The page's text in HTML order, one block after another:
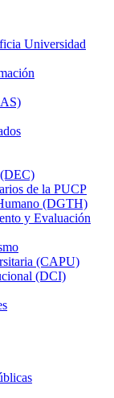
Universidad
de la PUCP
(DGTH)
y Evaluación
(CAPU)
(DCI)